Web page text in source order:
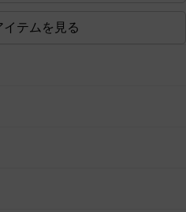
イテムを見る